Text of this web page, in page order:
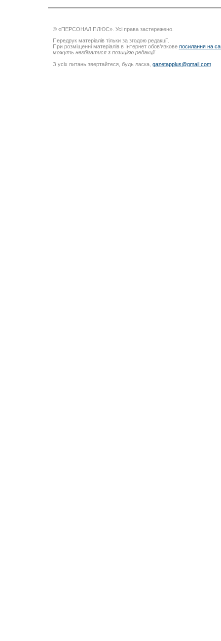
© «ПЕРСОНАЛ ПЛЮС». Усі права застережено.
Передрук матеріалів тільки за згодою редакції.
При розміщенні матеріалів в Інтернет обов’язкове посилання на
можуть незбігатися з позицією редакції
З усіх питань звертайтеся, будь ласка, gazetapplus@gmail.com